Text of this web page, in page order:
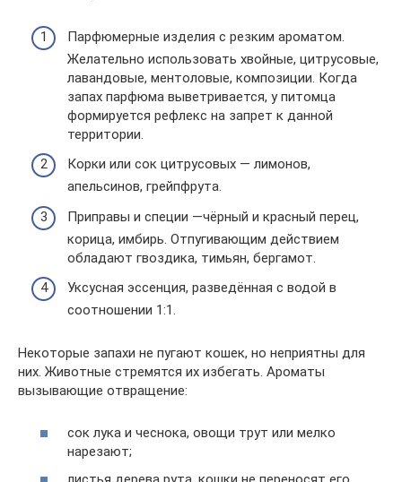
Парфюмерные изделия с резким ароматом.
Желательно использовать хвойные, цитрусовые,
лавандовые, ментоловые, композиции. Когда
запах парфюма выветривается, у питомца
формируется рефлекс на запрет к данной
территории.
Корки или сок цитрусовых — лимонов,
апельсинов, грейпфрута.
Приправы и специи —чёрный и красный перец,
корица, имбирь. Отпугивающим действием
обладают гвоздика, тимьян, бергамот.
Уксусная эссенция, разведённая с водой в
соотношении 1:1.
Некоторые запахи не пугают кошек, но неприятны для
них. Животные стремятся их избегать. Ароматы
вызывающие отвращение:
сок лука и чеснока, овощи трут или мелко
нарезают;